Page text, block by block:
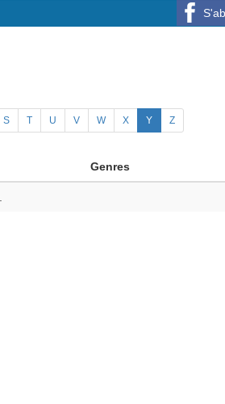
S T U V W X Y Z
Genres